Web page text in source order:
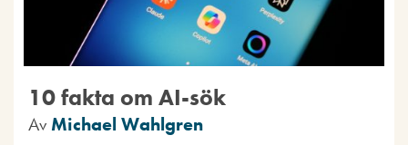
10 fakta om AI-sök
Av Michael Wahlgren